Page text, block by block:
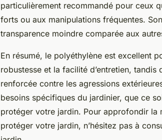
particulièrement recommandé pour ceux
forts ou aux manipulations fréquentes.
transparence moindre comparée aux
En résumé, le polyéthylène est excellent
robustesse et la facilité d’entretien,
renforcée contre les agressions
besoins spécifiques du jardinier, que ce
protéger votre jardin. Pour approfondir la
protéger votre jardin, n’hésitez pas à